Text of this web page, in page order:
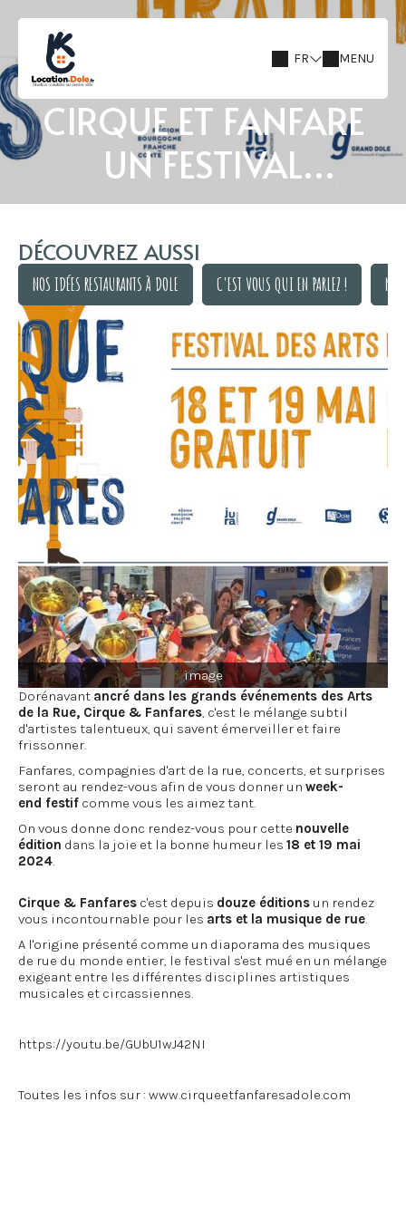
FR MENU
CIRQUE ET FANFARE
UN FESTIVAL
INTERNATIONAL À
DOLE !
DÉCOUVREZ AUSSI
NOS IDÉES RESTAURANTS À DOLE
NOS IDÉES RESTAURANTS À DOLE
C'EST VOUS QUI EN PARLEZ !
image
Dorénavant ancré dans les grands événements des Arts
de la Rue, Cirque & Fanfares, c'est le mélange subtil
d'artistes talentueux, qui savent émerveiller et faire
frissonner.
Fanfares, compagnies d'art de la rue, concerts, et surprises
seront au rendez-vous afin de vous donner un week-
end festif comme vous les aimez tant.
On vous donne donc rendez-vous pour cette nouvelle
édition dans la joie et la bonne humeur les 18 et 19 mai
2024.
Cirque & Fanfares c'est depuis douze éditions un rendez
vous incontournable pour les arts et la musique de rue.
A l'origine présenté comme un diaporama des musiques
de rue du monde entier, le festival s'est mué en un mélange
exigeant entre les différentes disciplines artistiques
musicales et circassiennes.
https://youtu.be/GUbU1wJ42NI
Toutes les infos sur : www.cirqueetfanfaresadole.com